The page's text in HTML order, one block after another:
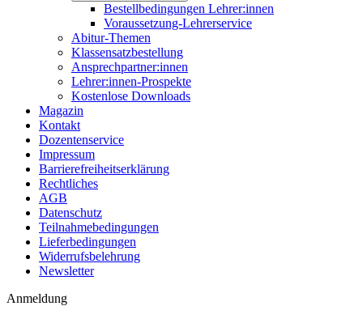
Bestellbedingungen Lehrer:innen
Voraussetzung-Lehrerservice
Abitur-Themen
Klassensatzbestellung
Ansprechpartner:innen
Lehrer:innen-Prospekte
Kostenlose Downloads
Magazin
Kontakt
Dozentenservice
Impressum
Barrierefreiheitserklärung
Rechtliches
AGB
Datenschutz
Teilnahmebedingungen
Lieferbedingungen
Widerrufsbelehrung
Newsletter
Anmeldung